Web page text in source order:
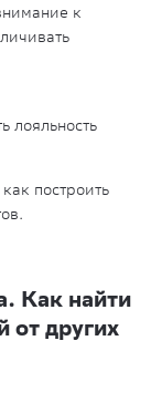
к
лояльность
построить
Как найти
от других